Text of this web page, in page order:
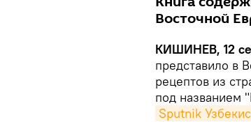
Восточной
КИШИНЕВ, 12
представило в
рецептов из
под названием
Sputnik